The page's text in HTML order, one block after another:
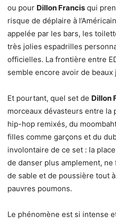
ou pour Dillon Francis qui
risque de déplaire à
appelée par les bars, les
très jolies espadrilles
officielles. La frontière entre
semble encore avoir de
Et pourtant, quel set de Dillon
morceaux dévasteurs entre la
hip-hop remixés, du
filles comme garçons et du
involontaire de ce set : la
de danser plus amplement,
de sable et de poussière tout
pauvres poumons.
Le phénomène est si intense